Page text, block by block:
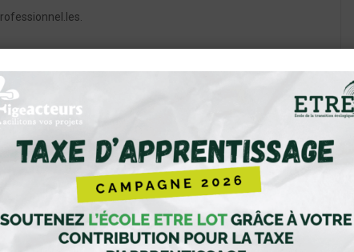
Figeacteurs
de Pré-qualification (3 mois)
+ iCal / Outlook export